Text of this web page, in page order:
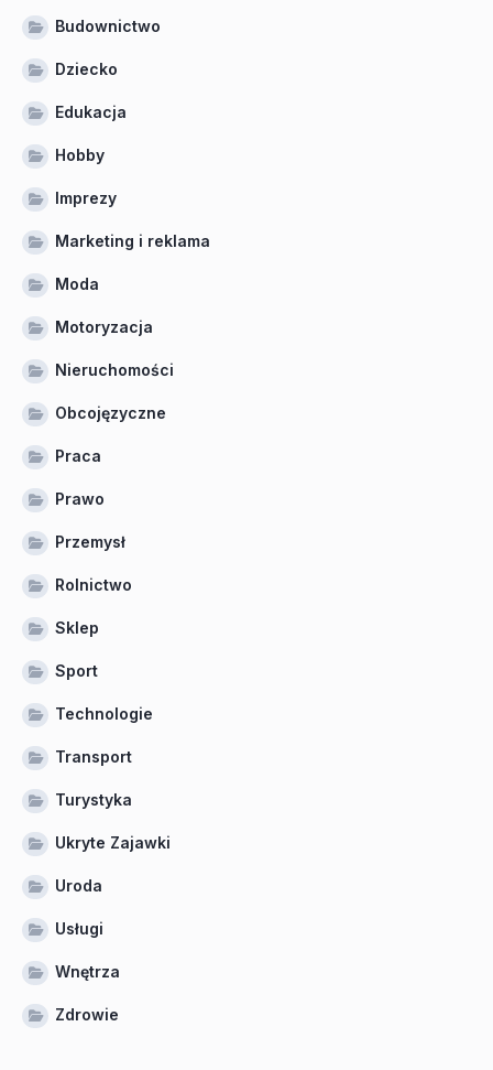
Budownictwo
Dziecko
Edukacja
Hobby
Imprezy
Marketing i reklama
Moda
Motoryzacja
Nieruchomości
Obcojęzyczne
Praca
Prawo
Przemysł
Rolnictwo
Sklep
Sport
Technologie
Transport
Turystyka
Ukryte Zajawki
Uroda
Usługi
Wnętrza
Zdrowie